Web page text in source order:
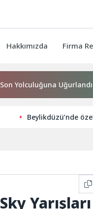
Hakkımızda Firma
Uğurlandı
Beylikdüzü’nde
Yarışları